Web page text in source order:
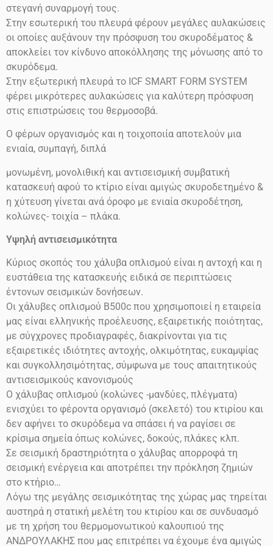
στεγανή συναρμογή τους.
Στην εσωτερική του πλευρά φέρουν μεγάλες αυλακώσεις
οι οποίες αυξάνουν την πρόσφυση του σκυροδέματος &
αποκλείει τον κίνδυνο αποκόλλησης της μόνωσης από το
σκυρόδεμα.
Στην εξωτερική πλευρά το ICF SMART FORM SYSTEM
φέρει μικρότερες αυλακώσεις για καλύτερη πρόσφυση
στις επιστρώσεις του θερμοσοβά.
Ο φέρων οργανισμός και η τοιχοποιία αποτελούν μια
ενιαία, συμπαγή, διπλά
μονωμένη, μονολιθική και αντισεισμική συμβατική
κατασκευή αφού το κτίριο είναι αμιγώς σκυροδετημένο &
η χύτευση γίνεται ανά όροφο με ενιαία σκυροδέτηση,
κολώνες- τοιχία – πλάκα.
Υψηλή αντισεισμικότητα
Κύριος σκοπός του χάλυβα οπλισμού είναι η αντοχή και η
ευστάθεια της κατασκευής ειδικά σε περιπτώσεις
έντονων σεισμικών δονήσεων.
Οι χάλυβες οπλισμού Β500c που χρησιμοποιεί η εταιρεία
μας είναι ελληνικής προέλευσης, εξαιρετικής ποιότητας,
με σύγχρονες προδιαγραφές, διακρίνονται για τις
εξαιρετικές ιδιότητες αντοχής, ολκιμότητας, ευκαμψίας
και συγκολλησιμότητας, σύμφωνα με τους απαιτητικούς
αντισεισμικούς κανονισμούς
Ο χάλυβας οπλισμού (κολώνες -μανδύες, πλέγματα)
ενισχύει το φέροντα οργανισμό (σκελετό) του κτιρίου και
δεν αφήνει το σκυρόδεμα να σπάσει ή να ραγίσει σε
κρίσιμα σημεία όπως κολώνες, δοκούς, πλάκες κλπ.
Σε σεισμική δραστηριότητα ο χάλυβας απορροφά τη
σεισμική ενέργεια και αποτρέπει την πρόκληση ζημιών
στο κτήριο…
Λόγω της μεγάλης σεισμικότητας της χώρας μας τηρείται
αυστηρά η στατική μελέτη του κτιρίου και σε συνδυασμό
με τη χρήση του θερμομονωτικού καλουπιού της
ΑΝΔΡΟΥΛΑΚΗΣ που μας επιτρέπει να έχουμε ένα αμιγώς